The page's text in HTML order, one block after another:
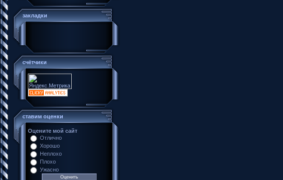
закладки
счётчики
ставим оценки
Оцените мой сайт
Отлично
Хорошо
Неплохо
Плохо
Ужасно